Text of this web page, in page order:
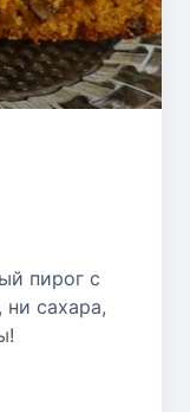
пирог с
сахара,